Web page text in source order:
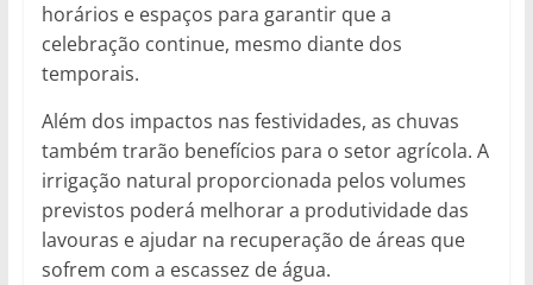
horários e espaços para garantir que a
celebração continue, mesmo diante dos
temporais.
Além dos impactos nas festividades, as chuvas
também trarão benefícios para o setor agrícola. A
irrigação natural proporcionada pelos volumes
previstos poderá melhorar a produtividade das
lavouras e ajudar na recuperação de áreas que
sofrem com a escassez de água.